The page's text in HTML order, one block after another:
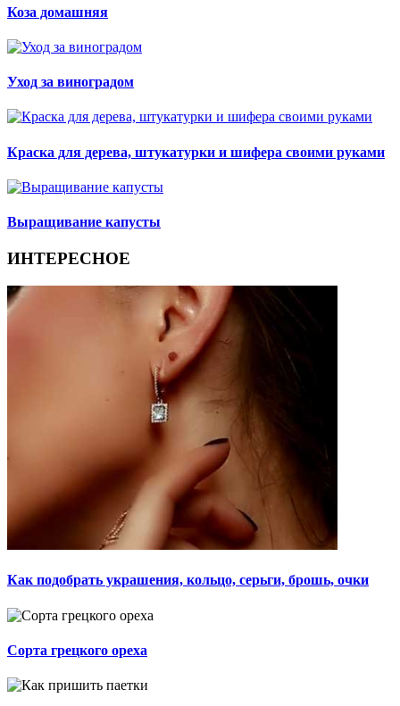
Коза домашняя
Уход за виноградом
Краска для дерева, штукатурки и шифера своими руками
Выращивание капусты
ИНТЕРЕСНОЕ
Как подобрать украшения, кольцо, серьги, брошь, очки
Сорта грецкого ореха